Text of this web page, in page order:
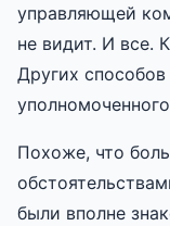
управляющей
не видит. И все.
Других
Похоже, что
были вполне